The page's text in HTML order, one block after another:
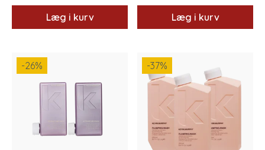
Læg i kurv Læg i kurv
-26% -37%